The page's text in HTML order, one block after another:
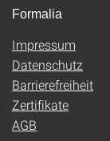
Formalia
Impressum
Datenschutz
Barrierefreiheit
Zertifikate
AGB